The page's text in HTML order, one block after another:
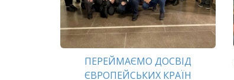
ПЕРЕЙМАЄМО ДОСВІД
ЄВРОПЕЙСЬКИХ КРАЇН